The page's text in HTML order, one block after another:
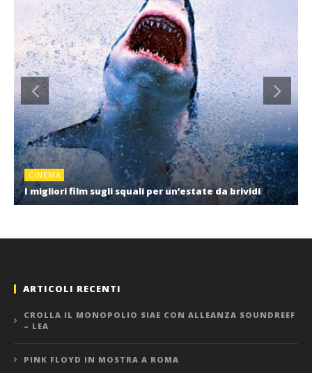
CINEMA
I migliori film sugli squali per un’estate da brividi
ARTICOLI RECENTI
CROLLA IL MONOPOLIO SIAE CON ALLEANZA SOUNDREEF
– LEA
PINK FLOYD IN MOSTRA A ROMA